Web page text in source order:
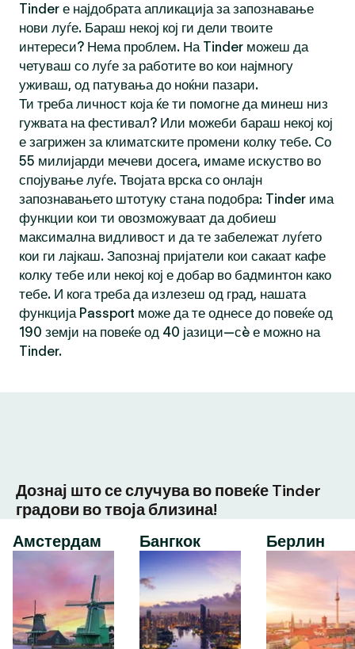
Tinder е најдобрата апликација за запознавање
нови луѓе. Бараш некој кој ги дели твоите
интереси? Нема проблем. На Tinder можеш да
четуваш со луѓе за работите во кои најмногу
уживаш, од патувања до ноќни пазари.
Ти треба личност која ќе ти помогне да минеш низ
гужвата на фестивал? Или можеби бараш некој кој
е загрижен за климатските промени колку тебе. Со
55 милијарди мечеви досега, имаме искуство во
спојување луѓе. Твојата врска со онлајн
запознавањето штотуку стана подобра: Tinder има
функции кои ти овозможуваат да добиеш
максимална видливост и да те забележат луѓето
кои ги лајкаш. Запознај пријатели кои сакаат кафе
колку тебе или некој кој е добар во бадминтон како
тебе. И кога треба да излезеш од град, нашата
функција Passport може да те однесе до повеќе од
190 земји на повеќе од 40 јазици—сè е можно на
Tinder.
Дознај што се случува во повеќе Tinder
градови во твоја близина!
Амстердам
Бангкок Берлин